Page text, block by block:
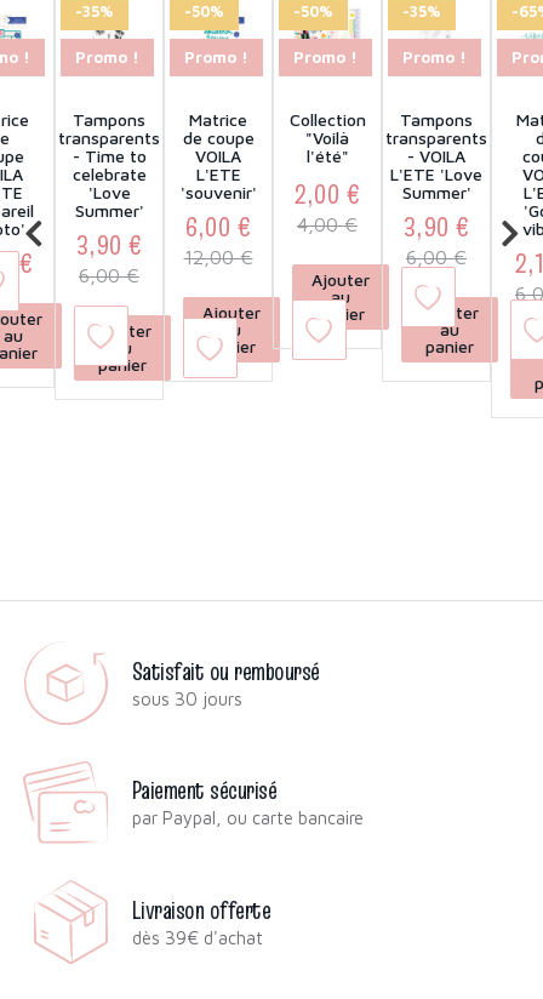
!
€
au
Promo !
-35%
Tampons
transparents
- Time to
celebrate
'Love
Summer'
Prix
3,90 €
Prix de base
6,00 €
Ajouter
au
panier
Promo !
-50%
Matrice
de coupe
VOILA
L'ETE
'souvenir'
Prix
6,00 €
Prix de base
12,00 €
Ajouter
au
panier
Promo !
-50%
Collection
"Voilà
l'été"
Prix
2,00 €
Prix de base
4,00 €
Ajouter
au
panier
Promo !
-35%
Tampons
transparents
- VOILA
L'ETE 'Love
Summer'
Prix
3,90 €
Prix de
6,00 €
Ajouter
au
panier
-
Satisfait ou remboursé
sous 30 jours
Paiement sécurisé
par Paypal, ou carte bancaire
Livraison offerte
dès 39€ d'achat